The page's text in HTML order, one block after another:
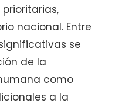
nacional. Entre
se
de la
como
a la